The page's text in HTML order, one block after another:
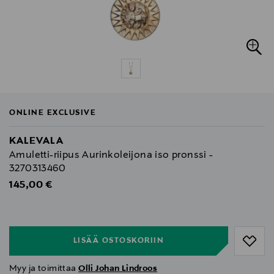
ONLINE EXCLUSIVE
KALEVALA
Amuletti-riipus Aurinkoleijona iso pronssi -
3270313460
Original Price
145,00 €
LISÄÄ OSTOSKORIIN
Myy ja toimittaaOlli Johan Lindroos